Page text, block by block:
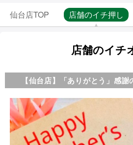
仙台店TOP 店舗のイチ押し
店舗のイチ
【仙台店】「ありがとう」感